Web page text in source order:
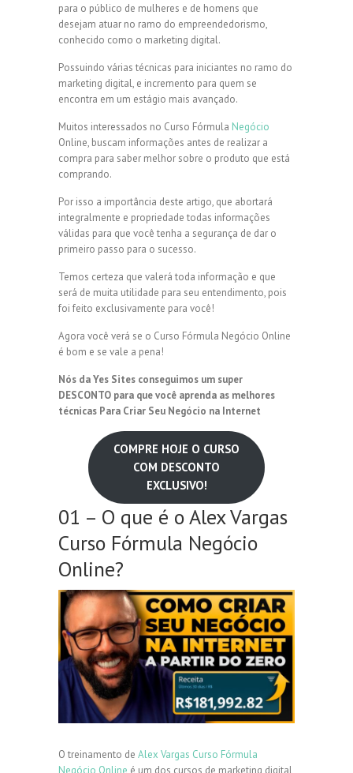
para o público de mulheres e de homens que
desejam atuar no ramo do empreendedorismo,
conhecido como o marketing digital.
Possuindo várias técnicas para iniciantes no ramo do
marketing digital, e incremento para quem se
encontra em um estágio mais avançado.
Muitos interessados no Curso Fórmula Negócio
Online, buscam informações antes de realizar a
compra para saber melhor sobre o produto que está
comprando.
Por isso a importância deste artigo, que abortará
integralmente e propriedade todas informações
válidas para que você tenha a segurança de dar o
primeiro passo para o sucesso.
Temos certeza que valerá toda informação e que
será de muita utilidade para seu entendimento, pois
foi feito exclusivamente para você!
Agora você verá se o Curso Fórmula Negócio Online
é bom e se vale a pena!
Nós da Yes Sites conseguimos um super
DESCONTO para que você aprenda as melhores
técnicas Para Criar Seu Negócio na Internet
COMPRE HOJE O CURSO
COM DESCONTO
EXCLUSIVO!
01 – O que é o Alex Vargas
Curso Fórmula Negócio
Online?
O treinamento de Alex Vargas Curso Fórmula